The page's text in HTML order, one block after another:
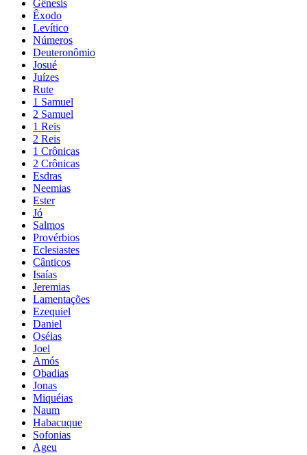
Gênesis
Êxodo
Levítico
Números
Deuteronômio
Josué
Juízes
Rute
1 Samuel
2 Samuel
1 Reis
2 Reis
1 Crônicas
2 Crônicas
Esdras
Neemias
Ester
Jó
Salmos
Provérbios
Eclesiastes
Cânticos
Isaías
Jeremias
Lamentações
Ezequiel
Daniel
Oséias
Joel
Amós
Obadias
Jonas
Miquéias
Naum
Habacuque
Sofonias
Ageu